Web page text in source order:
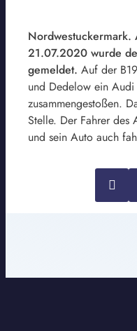
21.07.2020 wurde
gemeldet. Auf der
und Dedelow ein
zusammengestoßen.
Stelle. Der Fahrer des
und sein Auto auch